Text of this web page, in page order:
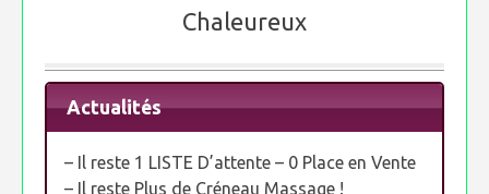
Chaleureux
Actualités
– Il reste 1 LISTE D’attente – 0 Place en Vente
– Il reste Plus de Créneau Massage !